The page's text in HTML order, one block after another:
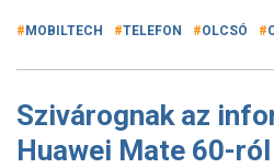
MOBILTECH TELEFON OLCSÓ
Szivárognak az
Huawei Mate 60-ról